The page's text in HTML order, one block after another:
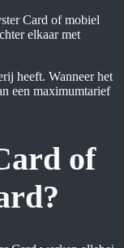
Card of mobiel
elkaar met
heeft. Wanneer het
een maximumtarief
of